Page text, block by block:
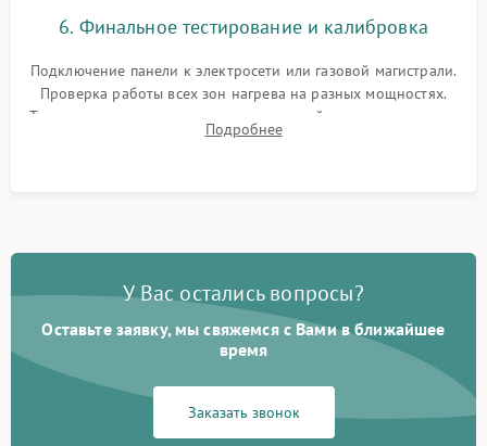
6. Финальное тестирование и калибровка
Подключение панели к электросети или газовой магистрали.
Проверка работы всех зон нагрева на разных мощностях.
Тестирование сенсорного управления, таймера, индикаторов
остаточного тепла и систем защиты от перегрева.
Подробнее
У Вас остались вопросы?
Оставьте заявку, мы свяжемся с Вами в ближайшее
время
Заказать звонок